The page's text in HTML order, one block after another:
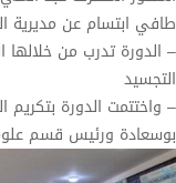
طافي ابتسام عن مديرية
– الدورة تدرب من خلالها
التجسيد
– واختتمت الدورة بتكريم
بوسعادة ورئيس قسم علوم